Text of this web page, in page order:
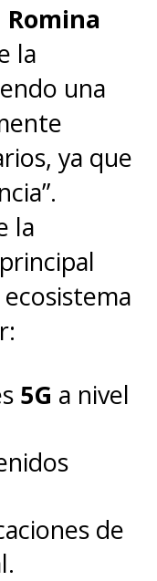
Romina
la
una
ya que
la
5G a nivel
de